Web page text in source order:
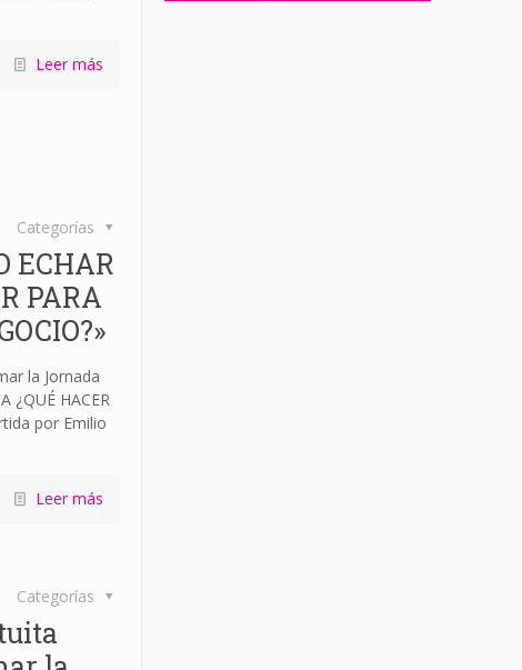
Leer más
Categorías
ECHAR
PARA
la Jornada
¿QUÉ HACER
por Emilio
Leer más
Categorías